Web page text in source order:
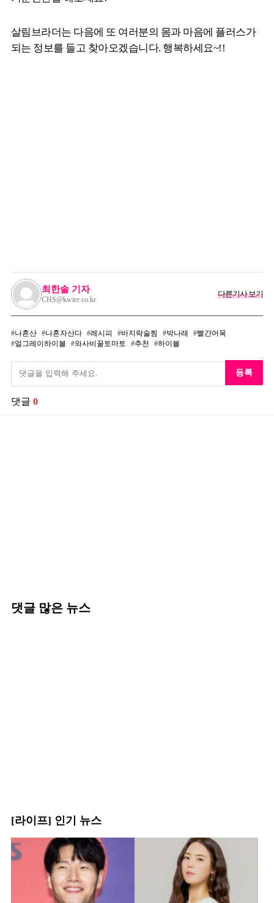
살림브라더는 다음에 또 여러분의 몸과 마음에 플러스가
되는 정보를 들고 찾아오겠습니다. 행복하세요~!!
최한솔 기자
CHS@kwire.co.kr
다른기사 보기
나혼산 나혼자산다 레시피 바지락술찜 박나래
빨간어묵
얼그레이하이볼
와사비꿀토마토 추천 하이볼
등록
댓글 0
댓글 많은 뉴스
[라이프] 인기 뉴스